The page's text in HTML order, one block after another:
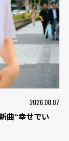
2026.08.07
曲“幸せでい